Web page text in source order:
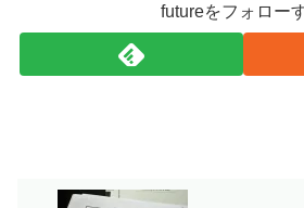
futureをフォロー